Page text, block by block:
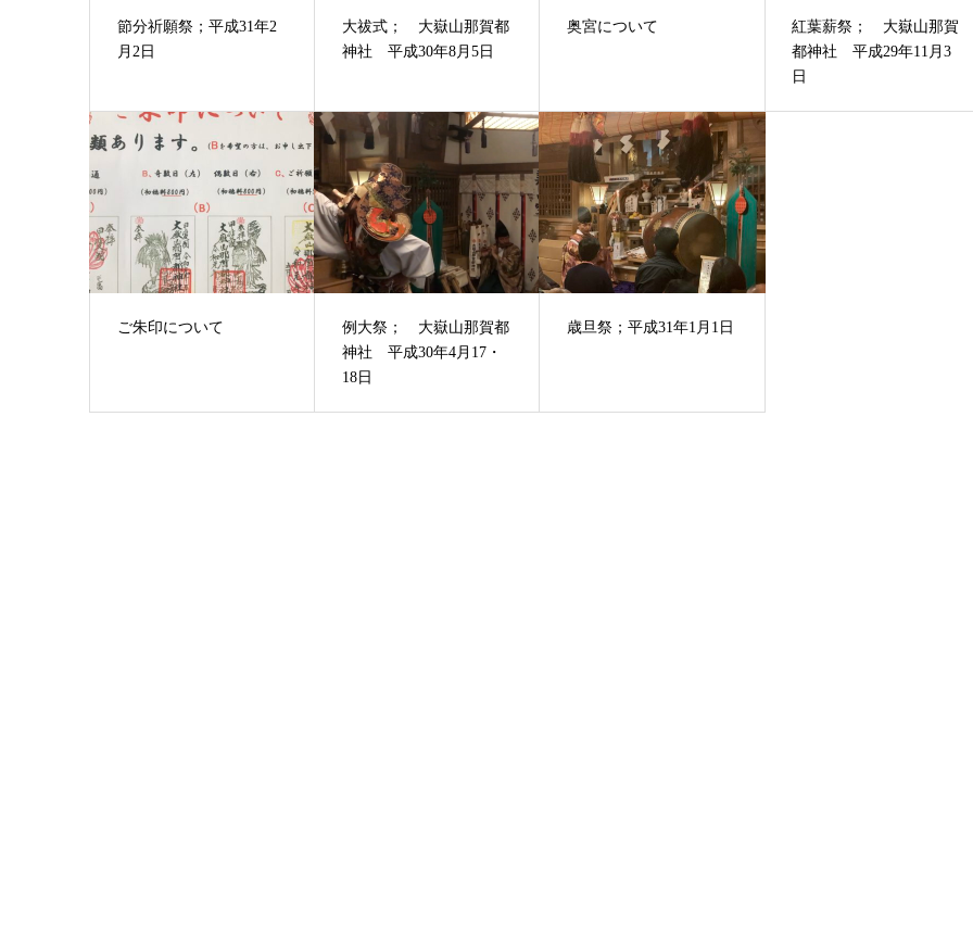
節分祈願祭；平成31年2
月2日
大祓式； 大嶽山那賀都
神社 平成30年8月5日
奥宮について
紅葉薪祭； 大嶽山那賀
都神社 平成29年11月3
日
ご朱印について
例大祭； 大嶽山那賀都
神社 平成30年4月17・
18日
歳旦祭；平成31年1月1日